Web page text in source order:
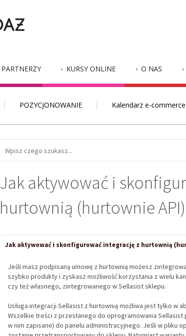
PARTNERZY KURSY ONLINE O NAS
POZYCJONOWANIE Kalendarz e-commerce
Jak aktywować i
hurtownią (hurtownie
Jak aktywować i skonfigurować integrację z hurtownią
Jeśli masz podpisaną umowę z hurtownią możesz
szybko produkty i zyskasz możliwość korzystania z wielu
czy też własnego, zintegrowanego w Sellasist sklepu.
Usługa integracji Sellasist z hurtownią możliwa jest tylko w
Wszelkie treści z przesłanego do oprogramowania
w nim zapisane) do panelu administracyjnego. Jeśli w pliku